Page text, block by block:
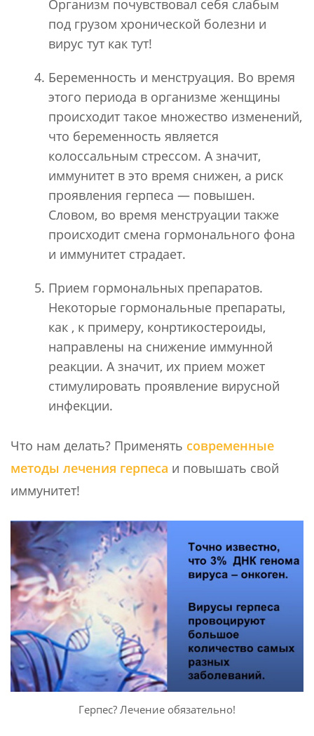
Организм почувствовал себя слабым
под грузом хронической болезни и
вирус тут как тут!
Беременность и менструация. Во время
этого периода в организме женщины
происходит такое множество изменений,
что беременность является
колоссальным стрессом. А значит,
иммунитет в это время снижен, а риск
проявления герпеса — повышен.
Словом, во время менструации также
происходит смена гормонального фона
и иммунитет страдает.
Прием гормональных препаратов.
Некоторые гормональные препараты,
как , к примеру, конртикостероиды,
направлены на снижение иммунной
реакции. А значит, их прием может
стимулировать проявление вирусной
инфекции.
Что нам делать? Применять современные
методы лечения герпеса и повышать свой
иммунитет!
Герпес? Лечение обязательно!